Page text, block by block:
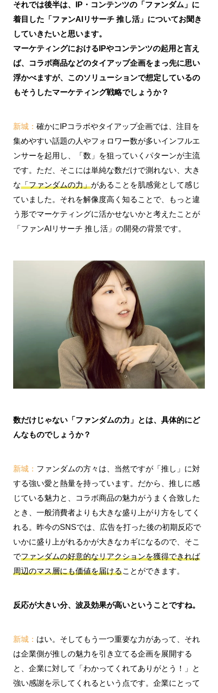
それでは後半は、IP・コンテンツの「ファンダム」に
着目した「ファンAIリサーチ 推し活」についてお聞き
していきたいと思います。
マーケティングにおけるIPやコンテンツの起用と言え
ば、コラボ商品などのタイアップ企画をまっ先に思い
浮かべますが、このソリューションで想定しているの
もそうしたマーケティング戦略でしょうか？
新城： 確かにIPコラボやタイアップ企画では、注目を
集めやすい話題の人やフォロワー数が多いインフルエ
ンサーを起用し、「数」を狙っていくパターンが主流
です。ただ、そこには単純な数だけで測れない、大き
な「ファンダムの力」があることを肌感覚として感じ
ていました。それを解像度高く知ることで、もっと違
う形でマーケティングに活かせないかと考えたことが
「ファンAIリサーチ 推し活」の開発の背景です。
数だけじゃない「ファンダムの力」とは、具体的にど
んなものでしょうか？
新城： ファンダムの方々は、当然ですが「推し」に対
する強い愛と熱量を持っています。だから、推しに感
じている魅力と、コラボ商品の魅力がうまく合致した
とき、一般消費者よりも大きな盛り上がり方をしてく
れる。昨今のSNSでは、広告を打った後の初期反応で
いかに盛り上がれるかが大きなカギになるので、そこ
でファンダムの好意的なリアクションを獲得できれば
周辺のマス層にも価値を届けることができます。
反応が大きい分、波及効果が高いということですね。
新城： はい。そしてもう一つ重要な力があって、それ
は企業側が推しの魅力を引き立てる企画を展開する
と、企業に対して「わかってくれてありがとう！」と
強い感謝を示してくれるという点です。企業にとって